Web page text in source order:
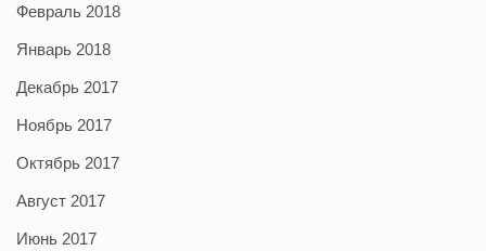
Февраль 2018
Январь 2018
Декабрь 2017
Ноябрь 2017
Октябрь 2017
Август 2017
Июнь 2017